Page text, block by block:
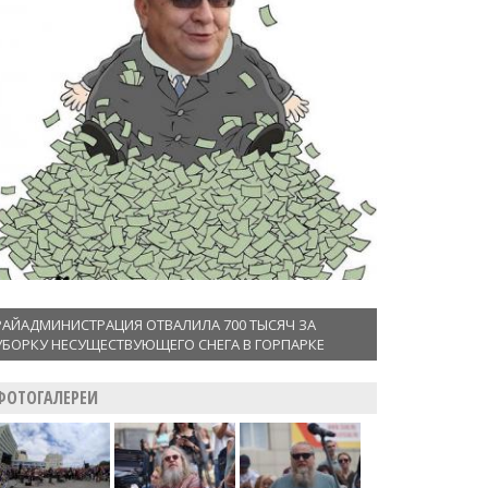
ОТВАЛИЛА 700 ТЫСЯЧ ЗА
НЕСУЩЕСТВУЮЩЕГО СНЕГА В ГОРПАРКЕ